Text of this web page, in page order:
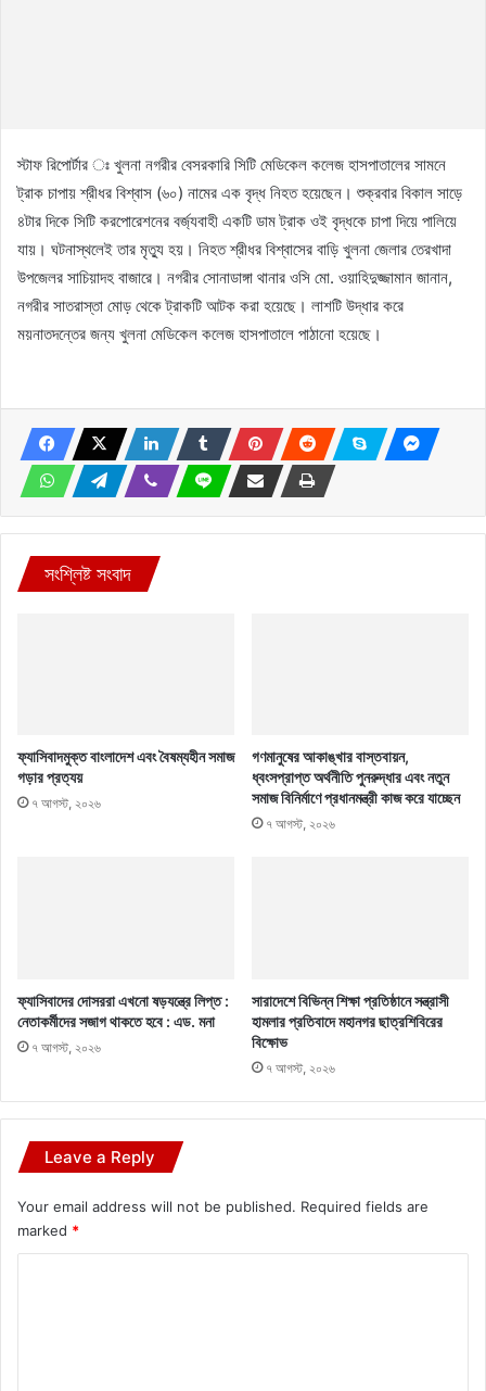
স্টাফ রিপোর্টার ঃ খুলনা নগরীর বেসরকারি সিটি মেডিকেল কলেজ হাসপাতালের সামনে
ট্রাক চাপায় শ্রীধর বিশ্বাস (৬০) নামের এক বৃদ্ধ নিহত হয়েছেন। শুক্রবার বিকাল সাড়ে
৪টার দিকে সিটি করপোরেশনের বর্জ্যবাহী একটি ডাম ট্রাক ওই বৃদ্ধকে চাপা দিয়ে পালিয়ে
যায়। ঘটনাস্থলেই তার মৃত্যু হয়। নিহত শ্রীধর বিশ্বাসের বাড়ি খুলনা জেলার তেরখাদা
উপজেলর সাচিয়াদহ বাজারে। নগরীর সোনাডাঙ্গা থানার ওসি মো. ওয়াহিদুজ্জামান জানান,
নগরীর সাতরাস্তা মোড় থেকে ট্রাকটি আটক করা হয়েছে। লাশটি উদ্ধার করে
ময়নাতদন্তের জন্য খুলনা মেডিকেল কলেজ হাসপাতালে পাঠানো হয়েছে।
সংশ্লিষ্ট সংবাদ
ফ্যাসিবাদমুক্ত বাংলাদেশ এবং বৈষম্যহীন সমাজ
গড়ার প্রত্যয়
৭ আগস্ট, ২০২৬
গণমানুষের আকাঙ্খার বাস্তবায়ন,
ধ্বংসপ্রাপ্ত অর্থনীতি পুনরুদ্ধার এবং নতুন
সমাজ বিনির্মাণে প্রধানমন্ত্রী কাজ করে যাচ্ছেন
৭ আগস্ট, ২০২৬
ফ্যাসিবাদের দোসররা এখনো ষড়যন্ত্রে লিপ্ত :
নেতাকর্মীদের সজাগ থাকতে হবে : এড. মনা
৭ আগস্ট, ২০২৬
সারাদেশে বিভিন্ন শিক্ষা প্রতিষ্ঠানে সন্ত্রাসী
হামলার প্রতিবাদে মহানগর ছাত্রশিবিরের
বিক্ষোভ
৭ আগস্ট, ২০২৬
Leave a Reply
Your email address will not be published. Required fields are
marked *